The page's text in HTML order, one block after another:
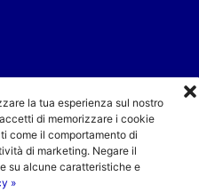
la tua esperienza sul nostro
di memorizzare i cookie
come il comportamento di
di marketing. Negare il
su alcune caratteristiche e
»